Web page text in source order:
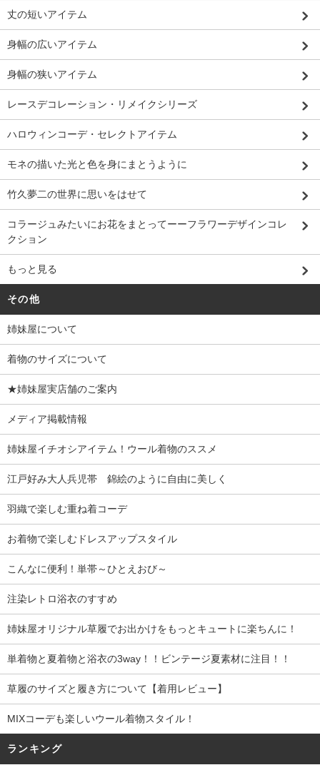
丈の短いアイテム
身幅の広いアイテム
身幅の狭いアイテム
レースデコレーション・リメイクシリーズ
ハロウィンコーデ・セレクトアイテム
モネの描いた光と色を身にまとうように
竹久夢二の世界に思いをはせて
コラージュみたいにお花をまとってーーフラワーデザインコレ
クション
もっと見る
その他
姉妹屋について
着物のサイズについて
★姉妹屋実店舗のご案内
メディア掲載情報
姉妹屋イチオシアイテム！ウール着物のススメ
江戸好み大人兵児帯 錦絵のように自由に美しく
羽織で楽しむ重ね着コーデ
お着物で楽しむドレスアップスタイル
こんなに便利！単帯～ひとえおび～
注染レトロ浴衣のすすめ
姉妹屋オリジナル草履でお出かけをもっとキュートに楽ちんに！
単着物と夏着物と浴衣の3way！！ビンテージ夏素材に注目！！
草履のサイズと履き方について【着用レビュー】
MIXコーデも楽しいウール着物スタイル！
ランキング